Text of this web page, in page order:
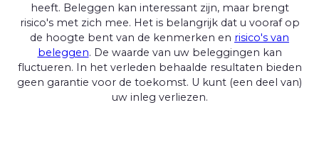
heeft. Beleggen kan interessant zijn, maar brengt
risico's met zich mee. Het is belangrijk dat u vooraf op
de hoogte bent van de kenmerken en risico's van
beleggen. De waarde van uw beleggingen kan
fluctueren. In het verleden behaalde resultaten bieden
geen garantie voor de toekomst. U kunt (een deel van)
uw inleg verliezen.